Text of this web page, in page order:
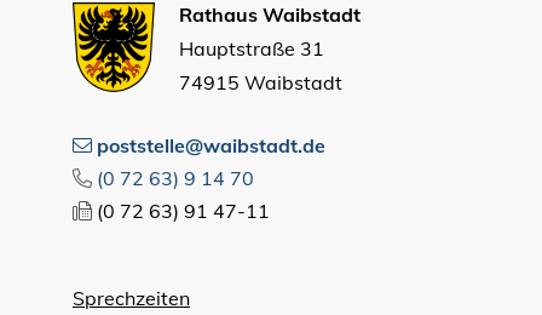
Rathaus Waibstadt
Hauptstraße 31
74915 Waibstadt
poststelle@waibstadt.de
(0 72 63) 9 14 70
(0 72 63) 91 47-11
Sprechzeiten